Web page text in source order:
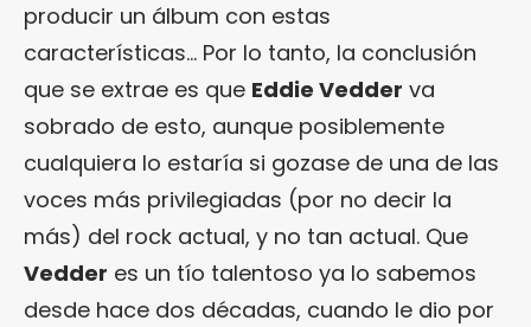
producir un álbum con estas
características… Por lo tanto, la conclusión
que se extrae es que Eddie Vedder va
sobrado de esto, aunque posiblemente
cualquiera lo estaría si gozase de una de las
voces más privilegiadas (por no decir la
más) del rock actual, y no tan actual. Que
Vedder es un tío talentoso ya lo sabemos
desde hace dos décadas, cuando le dio por